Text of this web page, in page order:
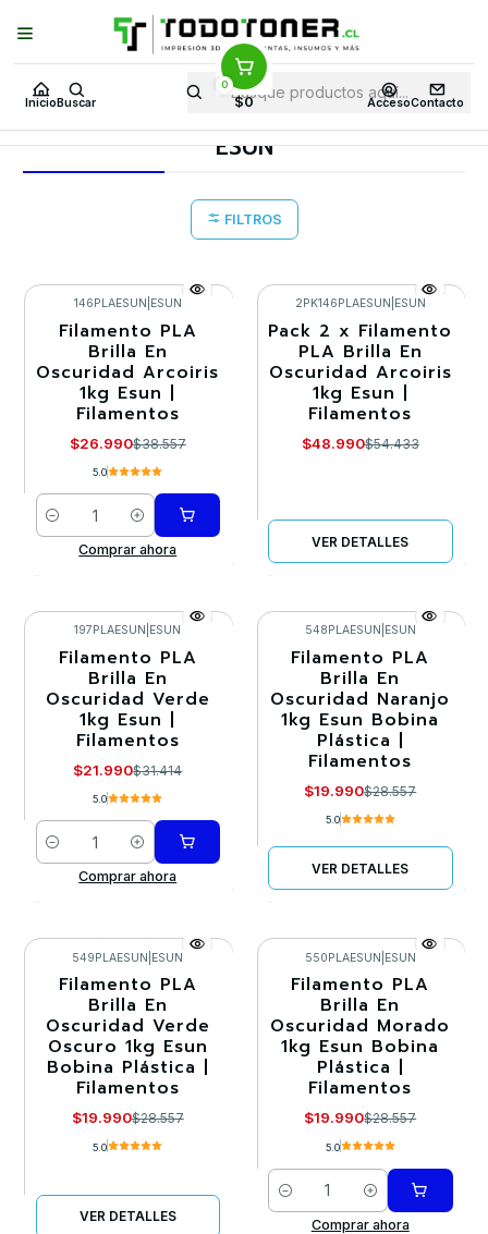
Inicio Buscar
0
$0 AccesoContacto
Puedes Elegir: Comprar enTienda· Despachoa Todo Chile · Retiro en
Tienda en24 Horas
Inicio Todo 3D FILAMENTOS TODO PLA
PLA BRILLA EN LA OSCURIDAD ESUN
ESUN
FILTROS
-30%
146PLAESUN ESUN
Filamento PLA
Brilla En
Oscuridad Arcoiris
1kg Esun |
Filamentos
$26.990$38.557
5.0
Cantidad
Comprar ahora
-10%
Agotado
2PK146PLAESUN ESUN
Pack 2 x Filamento
PLA Brilla En
Oscuridad Arcoiris
1kg Esun |
Filamentos
$48.990$54.433
VER DETALLES
-30%
197PLAESUN ESUN
Filamento PLA
Brilla En
Oscuridad Verde
1kg Esun |
Filamentos
$21.990$31.414
5.0
Cantidad
Comprar ahora
-30%
Agotado
548PLAESUN ESUN
Filamento PLA
Brilla En
Oscuridad Naranjo
1kg Esun Bobina
Plástica |
Filamentos
$19.990$28.557
5.0
VER DETALLES
-30%
Agotado
549PLAESUN ESUN
Filamento PLA
Brilla En
Oscuridad Verde
Oscuro 1kg Esun
Bobina Plástica |
Filamentos
$19.990$28.557
5.0
VER DETALLES
-30%
550PLAESUN ESUN
Filamento PLA
Brilla En
Oscuridad Morado
1kg Esun Bobina
Plástica |
Filamentos
$19.990$28.557
5.0
Cantidad
Comprar ahora